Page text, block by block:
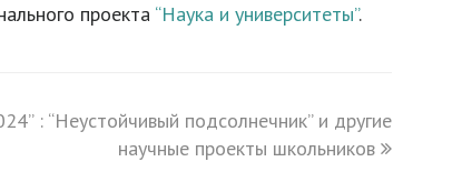
проекта “Наука и университеты”.
: “Неустойчивый подсолнечник” и другие
научные проекты школьников